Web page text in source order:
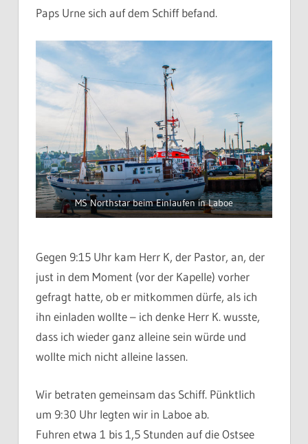
Paps Urne sich auf dem Schiff befand.
MS Northstar beim Einlaufen in Laboe
Gegen 9:15 Uhr kam Herr K, der Pastor, an, der
just in dem Moment (vor der Kapelle) vorher
gefragt hatte, ob er mitkommen dürfe, als ich
ihn einladen wollte – ich denke Herr K. wusste,
dass ich wieder ganz alleine sein würde und
wollte mich nicht alleine lassen.
Wir betraten gemeinsam das Schiff. Pünktlich
um 9:30 Uhr legten wir in Laboe ab.
Fuhren etwa 1 bis 1,5 Stunden auf die Ostsee